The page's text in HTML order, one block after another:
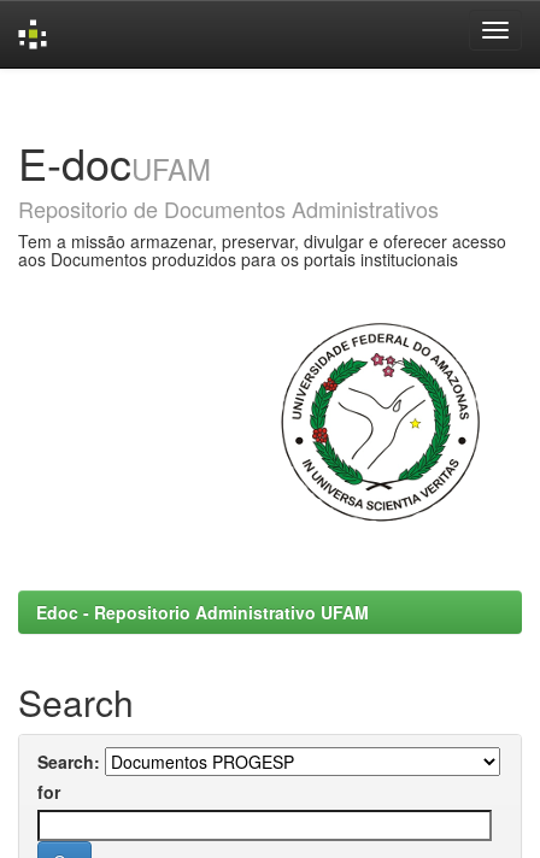
E-docUFAM
Repositorio de Documentos Administrativos
Tem a missão armazenar, preservar, divulgar e oferecer acesso
aos Documentos produzidos para os portais institucionais
Edoc - Repositorio Administrativo UFAM
Search
Search:
for